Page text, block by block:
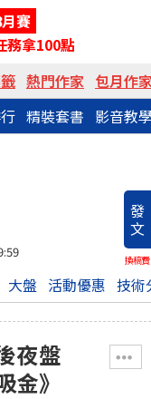
賽
務拿100點
熱門作家 包月作
精裝套書 影音教
發
文
換稿費
大盤 活動優惠 技術
夜盤
》